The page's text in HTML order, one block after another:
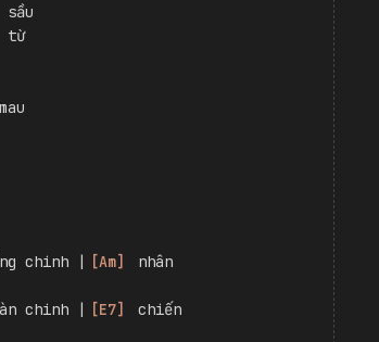
sầu
từ
mau
chinh | [Am]
nhân
chinh | [E7]
chiến